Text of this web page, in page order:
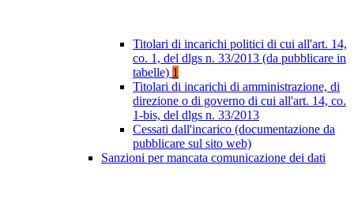
Titolari di incarichi politici di cui all'art. 14,
co. 1, del dlgs n. 33/2013 (da pubblicare in
tabelle) 1
Titolari di incarichi di amministrazione, di
direzione o di governo di cui all'art. 14, co.
1-bis, del dlgs n. 33/2013
Cessati dall'incarico (documentazione da
pubblicare sul sito web)
Sanzioni per mancata comunicazione dei dati